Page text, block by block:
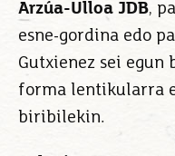
Arzúa-Ulloa JDB,
esne-gordina edo
Gutxienez sei egun
forma lentikularra
biribilekin.